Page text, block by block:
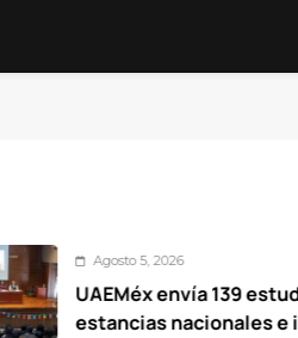
2026
envía 139 estudiantes a
nacionales e internacionales